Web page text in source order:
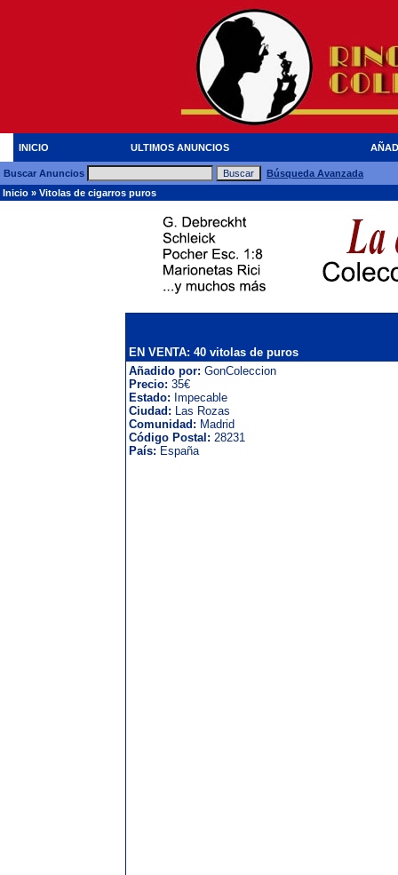
INICIO ULTIMOS ANUNCIOS
Buscar Anuncios
Búsqueda Avanzada
Inicio » Vitolas de cigarros puros
EN VENTA: 40 vitolas de puros
Añadido por: GonColeccion
Precio: 35€
Estado: Impecable
Ciudad: Las Rozas
Comunidad: Madrid
Código Postal: 28231
País: España